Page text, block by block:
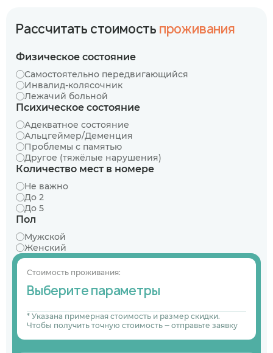
Рассчитать стоимость проживания
Физическое состояние
Самостоятельно передвигающийся
Инвалид-колясочник
Лежачий больной
Психическое состояние
Адекватное состояние
Альцгеймер/Деменция
Проблемы с памятью
Другое (тяжёлые нарушения)
Количество мест в номере
Не важно
До 2
До 5
Пол
Мужской
Женский
Стоимость проживания:
Выберите параметры
* Указана примерная стоимость и размер скидки.
Чтобы получить точную стоимость ‒ отправьте заявку